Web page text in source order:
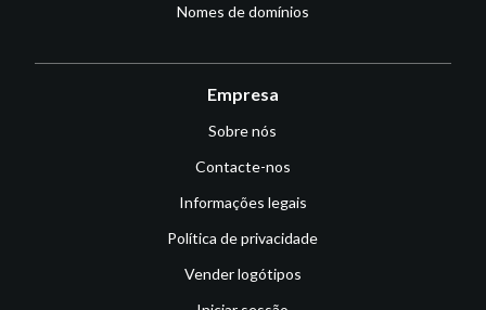
Nomes de domínios
Empresa
Sobre nós
Contacte-nos
Informações legais
Política de privacidade
Vender logótipos